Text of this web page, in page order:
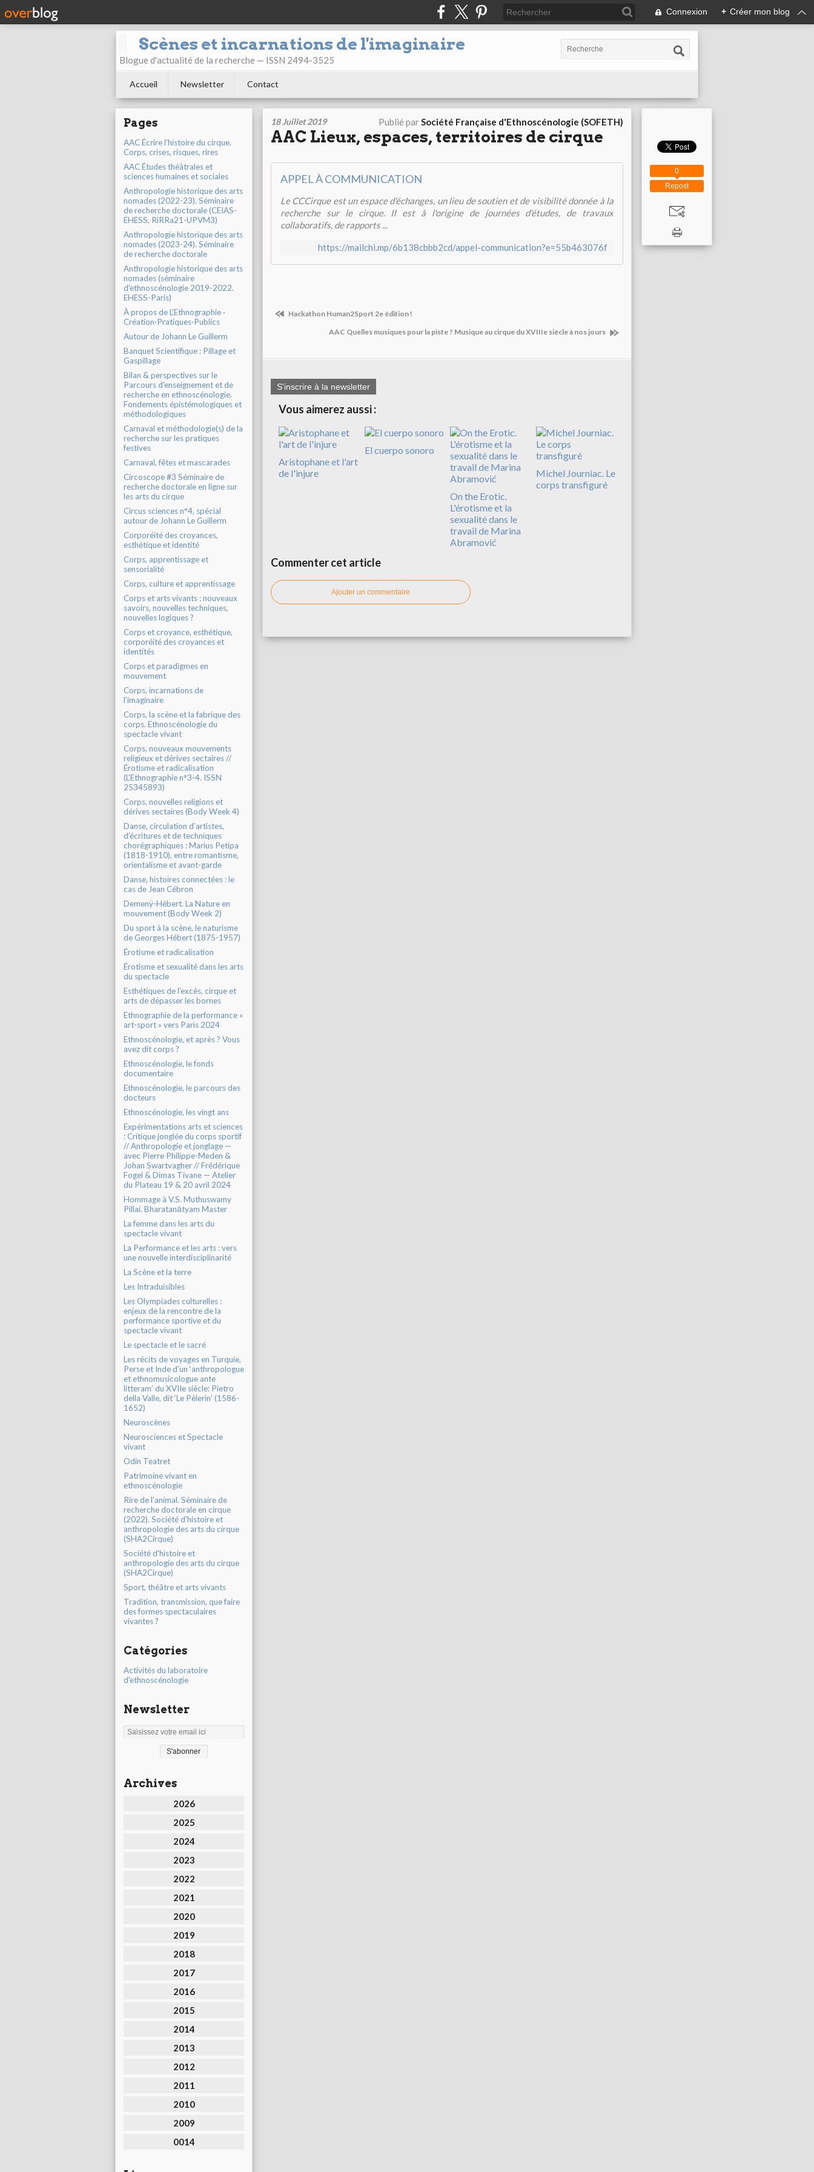
Connexion + Créer mon blog
Scènes et incarnations de l'imaginaire
Blogue d'actualité de la recherche — ISSN 2494-3525
Accueil Newsletter Contact
Pages
AAC Écrire l'histoire du cirque.
Corps, crises, risques, rires
AAC Études théâtrales et
sciences humaines et sociales
Anthropologie historique des arts
nomades (2022-23). Séminaire
de recherche doctorale (CEIAS-
EHESS, RiRRa21-UPVM3)
Anthropologie historique des arts
nomades (2023-24). Séminaire
de recherche doctorale
Anthropologie historique des arts
nomades (séminaire
d'ethnoscénologie 2019-2022.
EHESS-Paris)
À propos de L'Ethnographie ·
Création·Pratiques·Publics
Autour de Johann Le Guillerm
Banquet Scientifique : Pillage et
Gaspillage
Bilan & perspectives sur le
Parcours d'enseignement et de
recherche en ethnoscénologie.
Fondements épistémologiques et
méthodologiques
Carnaval et méthodologie(s) de la
recherche sur les pratiques
festives
Carnaval, fêtes et mascarades
Circoscope #3 Séminaire de
recherche doctorale en ligne sur
les arts du cirque
Circus sciences n°4, spécial
autour de Johann Le Guillerm
Corporéité des croyances,
esthétique et identité
Corps, apprentissage et
sensorialité
Corps, culture et apprentissage
Corps et arts vivants : nouveaux
savoirs, nouvelles techniques,
nouvelles logiques ?
Corps et croyance, esthétique,
corporéité des croyances et
identités
Corps et paradigmes en
mouvement
Corps, incarnations de
l'imaginaire
Corps, la scène et la fabrique des
corps. Ethnoscénologie du
spectacle vivant
Corps, nouveaux mouvements
religieux et dérives sectaires //
Érotisme et radicalisation
(L'Ethnographie n°3-4. ISSN
25345893)
Corps, nouvelles religions et
dérives sectaires (Body Week 4)
Danse, circulation d’artistes,
d’écritures et de techniques
chorégraphiques : Marius Petipa
(1818-1910), entre romantisme,
orientalisme et avant-garde
Danse, histoires connectées : le
cas de Jean Cébron
Demenÿ-Hébert. La Nature en
mouvement (Body Week 2)
Du sport à la scène, le naturisme
de Georges Hébert (1875-1957)
Érotisme et radicalisation
Érotisme et sexualité dans les arts
du spectacle
Esthétiques de l’excès, cirque et
arts de dépasser les bornes
Ethnographie de la performance «
art-sport » vers Paris 2024
Ethnoscénologie, et après ? Vous
avez dit corps ?
Ethnoscénologie, le fonds
documentaire
Ethnoscénologie, le parcours des
docteurs
Ethnoscénologie, les vingt ans
Expérimentations arts et sciences
: Critique jonglée du corps sportif
// Anthropologie et jonglage —
avec Pierre Philippe-Meden &
Johan Swartvagher // Frédérique
Fogel & Dimas Tivane — Atelier
du Plateau 19 & 20 avril 2024
Hommage à V.S. Muthuswamy
Pillai. Bharatanātyam Master
La femme dans les arts du
spectacle vivant
La Performance et les arts : vers
une nouvelle interdisciplinarité
La Scène et la terre
Les Intraduisibles
Les Olympiades culturelles :
enjeux de la rencontre de la
performance sportive et du
spectacle vivant
Le spectacle et le sacré
Les récits de voyages en Turquie,
Perse et Inde d’un ‘anthropologue
et ethnomusicologue ante
litteram’ du XVIIe siècle: Pietro
della Valle, dit ‘Le Pèlerin’ (1586-
1652)
Neuroscènes
Neurosciences et Spectacle
vivant
Odin Teatret
Patrimoine vivant en
ethnoscénologie
Rire de l'animal. Séminaire de
recherche doctorale en cirque
(2022). Société d'histoire et
anthropologie des arts du cirque
(SHA2Cirque)
Société d'histoire et
anthropologie des arts du cirque
(SHA2Cirque)
Sport, théâtre et arts vivants
Tradition, transmission, que faire
des formes spectaculaires
vivantes ?
Catégories
Activités du laboratoire
d'ethnoscénologie
Newsletter
Archives
2026
2025
2024
2023
2022
2021
2020
2019
2018
2017
2016
2015
2014
2013
2012
2011
2010
2009
0014
18 Juillet 2019 Publié parSociété Française d'Ethnoscénologie (SOFETH)
AAC Lieux, espaces, territoires de cirque
APPEL À COMMUNICATION
Le CCCirque est un espace d'échanges, un lieu de soutien et de visibilité donnée à la
recherche sur le cirque. Il est à l'origine de journées d'études, de travaux
collaboratifs, de rapports ...
https://mailchi.mp/6b138cbbb2cd/appel-communication?e=55b463076f
Hackathon Human2Sport 2e édition !
AAC Quelles musiques pour la piste ? Musique au cirque du XVIIIe siècle à nos jours
S'inscrire à la newsletter
Vous aimerez aussi :
Aristophane et l'art
de l'injure
El cuerpo sonoro
On the Erotic.
L'érotisme et la
sexualité dans le
travail de Marina
Abramović
Michel Journiac. Le
corps transfiguré
Commenter cet article
Ajouter un commentaire
Repost
0